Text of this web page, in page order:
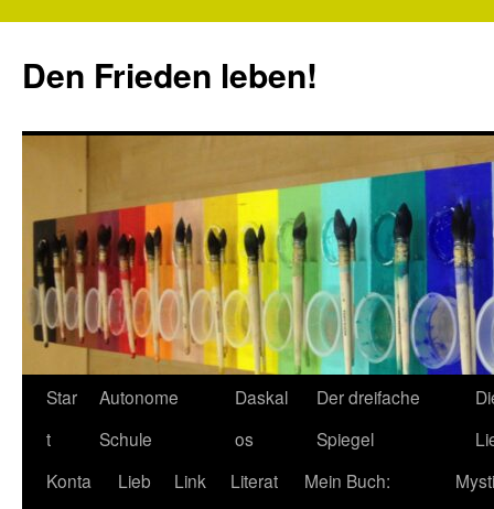
springen
Den Frieden leben!
Star
t
Autonome
Schule
Daskal
os
Der dreifache
Spiegel
Konta
Lieb
Link
Literat
Mein Buch: